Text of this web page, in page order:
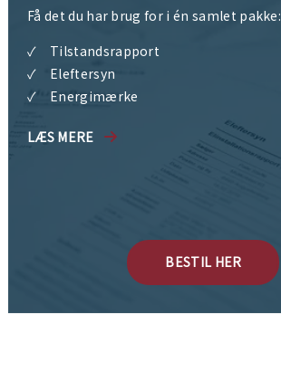
Få det du har brug for i én samlet pakke:
Tilstandsrapport
Eleftersyn
Energimærke
LÆS MERE
BESTIL HER